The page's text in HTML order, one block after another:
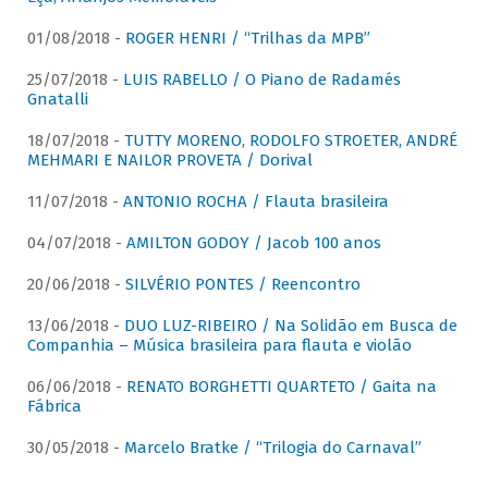
01/08/2018 - ROGER HENRI / “Trilhas da MPB”
25/07/2018 - LUIS RABELLO / O Piano de Radamés
Gnatalli
18/07/2018 - TUTTY MORENO, RODOLFO STROETER, ANDRÉ
MEHMARI E NAILOR PROVETA / Dorival
11/07/2018 - ANTONIO ROCHA / Flauta brasileira
04/07/2018 - AMILTON GODOY / Jacob 100 anos
20/06/2018 - SILVÉRIO PONTES / Reencontro
13/06/2018 - DUO LUZ-RIBEIRO / Na Solidão em Busca de
Companhia – Música brasileira para flauta e violão
06/06/2018 - RENATO BORGHETTI QUARTETO / Gaita na
Fábrica
30/05/2018 - Marcelo Bratke / “Trilogia do Carnaval”